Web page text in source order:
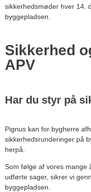
sikkerhedsmøder hver 14.
byggepladsen.
Sikkerhed
APV
Har du styr på
Pignus kan for bygherre
sikkerhedsrunderinger på
herpå.
Som følge af vores mange
udførte sager, sikrer vi
byggepladsen.